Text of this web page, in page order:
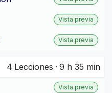
Vista previa
Vista previa
4 Lecciones · 9 h 35 min
Vista previa